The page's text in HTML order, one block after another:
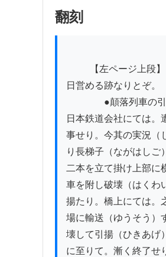
翻刻
日営める跡なりとぞ。
●顛落列車の引
日本鉄道会社にては。
事せり。今其の実況（
り長梯子（ながはしご
二本を立て掛け上部に
車を附し破壊（はくわ
揚たり。橋上にては。
場に輸送（ゆうそう）
壊して引揚（ひきあげ
に至りて。漸く終了せ